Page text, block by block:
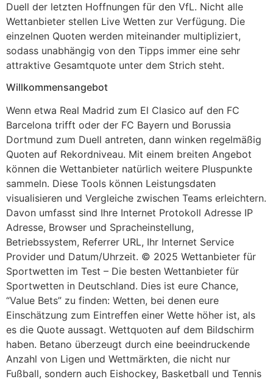
Duell der letzten Hoffnungen für den VfL. Nicht alle
Wettanbieter stellen Live Wetten zur Verfügung. Die
einzelnen Quoten werden miteinander multipliziert,
sodass unabhängig von den Tipps immer eine sehr
attraktive Gesamtquote unter dem Strich steht.
Willkommensangebot
Wenn etwa Real Madrid zum El Clasico auf den FC
Barcelona trifft oder der FC Bayern und Borussia
Dortmund zum Duell antreten, dann winken regelmäßig
Quoten auf Rekordniveau. Mit einem breiten Angebot
können die Wettanbieter natürlich weitere Pluspunkte
sammeln. Diese Tools können Leistungsdaten
visualisieren und Vergleiche zwischen Teams erleichtern.
Davon umfasst sind Ihre Internet Protokoll Adresse IP
Adresse, Browser und Spracheinstellung,
Betriebssystem, Referrer URL, Ihr Internet Service
Provider und Datum/Uhrzeit. © 2025 Wettanbieter für
Sportwetten im Test – Die besten Wettanbieter für
Sportwetten in Deutschland. Dies ist eure Chance,
“Value Bets” zu finden: Wetten, bei denen eure
Einschätzung zum Eintreffen einer Wette höher ist, als
es die Quote aussagt. Wettquoten auf dem Bildschirm
haben. Betano überzeugt durch eine beeindruckende
Anzahl von Ligen und Wettmärkten, die nicht nur
Fußball, sondern auch Eishockey, Basketball und Tennis